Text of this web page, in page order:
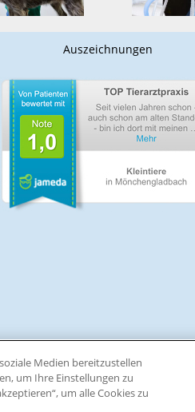
Auszeichnungen
Medien bereitzustellen
um Ihre Einstellungen zu
um alle Cookies zu